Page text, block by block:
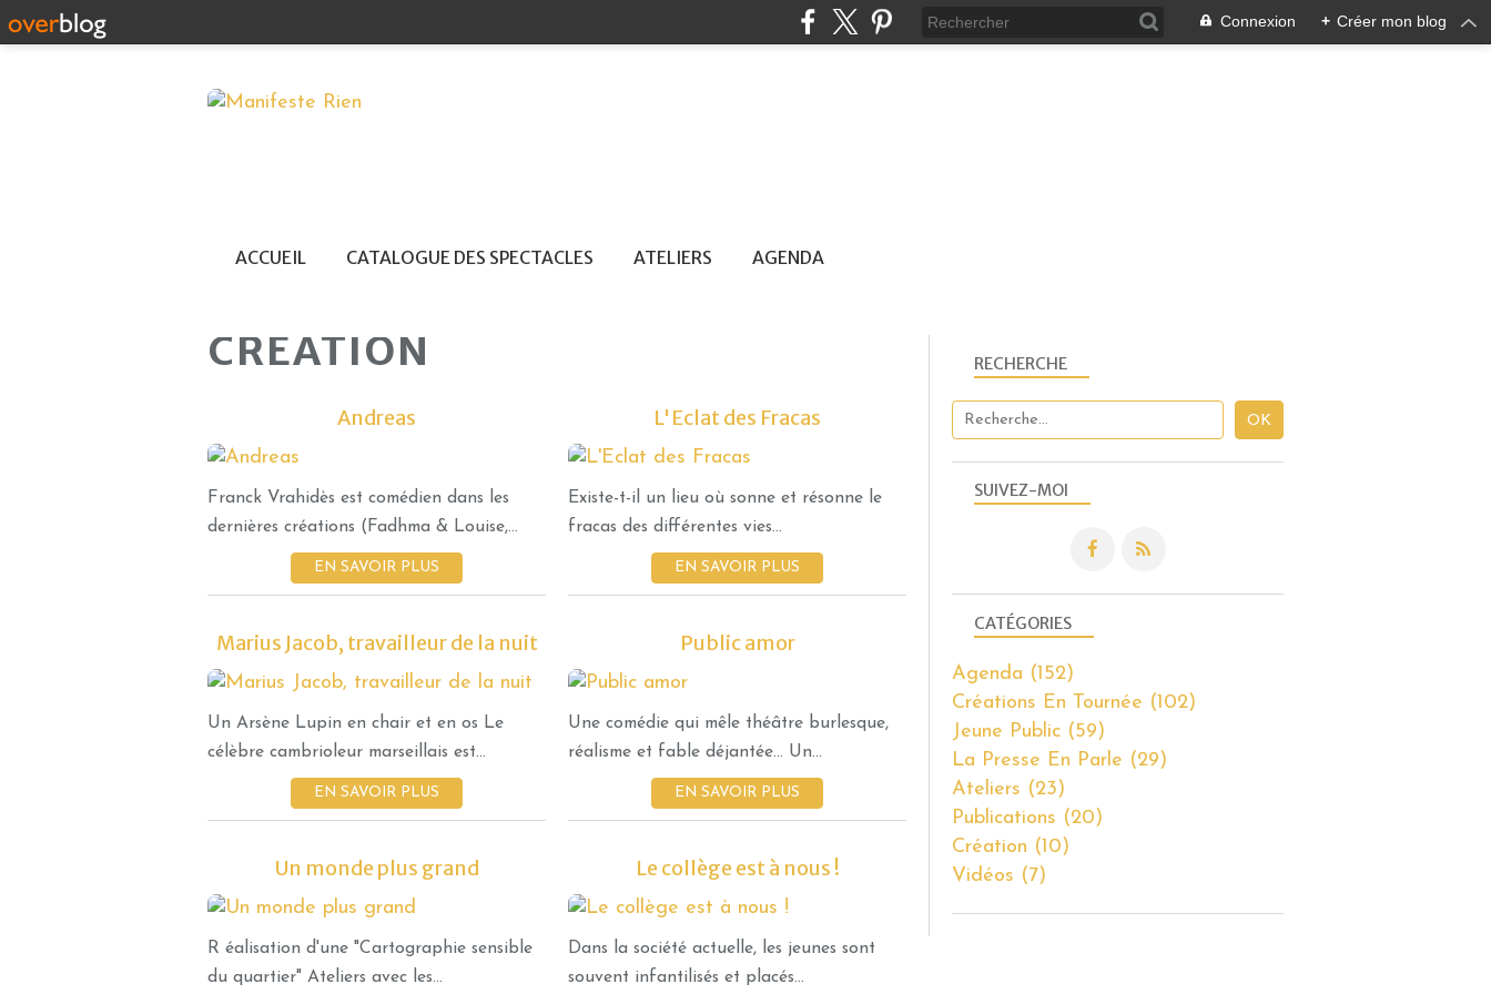
Connexion + Créer mon blog
ACCUEIL CATALOGUE DES SPECTACLES ATELIERS AGENDA
CREATION
Andreas
AGENDA
LA PRESSE EN PARLE
Franck Vrahidès est comédien dans les
dernières créations (Fadhma & Louise,...
EN SAVOIR PLUS
L'Eclat des Fracas
CRÉATION
Existe-t-il un lieu où sonne et résonne le
fracas des différentes vies...
EN SAVOIR PLUS
Marius Jacob, travailleur de la nuit
CRÉATIONS EN TOURNÉE
Un Arsène Lupin en chair et en os Le
célèbre cambrioleur marseillais est...
EN SAVOIR PLUS
Public amor
CRÉATION
CRÉATIONS EN TOURNÉE
Une comédie qui mêle théâtre burlesque,
réalisme et fable déjantée… Un...
EN SAVOIR PLUS
Un monde plus grand
ATELIERS
CRÉATION
R éalisation d'une "Cartographie sensible
du quartier" Ateliers avec les...
Le collège est à nous !
ATELIERS
Dans la société actuelle, les jeunes sont
souvent infantilisés et placés...
SUIVEZ-MOI
RECHERCHE
CATÉGORIES
Agenda (152)
Créations En Tournée (102)
Jeune Public (59)
La Presse En Parle (29)
Ateliers (23)
Publications (20)
Création (10)
Vidéos (7)